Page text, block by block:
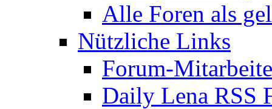
Alle Foren als
Nützliche Links
Forum-
Daily Lena RSS